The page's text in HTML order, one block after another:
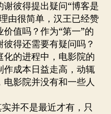
彼得提出疑问“博客是
由很简单，汉王已经赞
值吗？作为“第一”的
得还需要有疑问吗？
的进程中，电影院的
成本日益走高，动辄
影院并没有和一些人
并不是最近才有，只